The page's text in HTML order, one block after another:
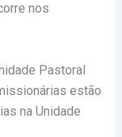
nos
Pastoral
estão
na Unidade